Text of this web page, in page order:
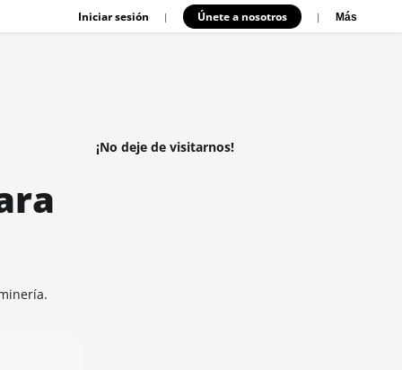
Iniciar sesión | Únete a nosotros | Más
¡No deje de visitarnos!